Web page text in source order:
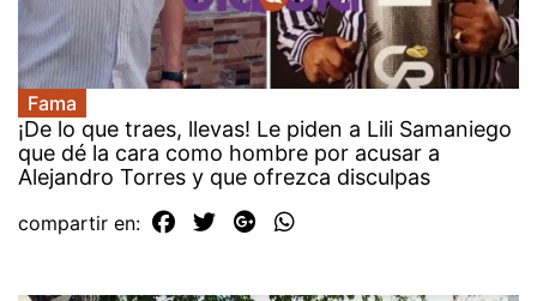
Fama
¡De lo que traes, llevas! Le piden a Lili Samaniego
que dé la cara como hombre por acusar a
Alejandro Torres y que ofrezca disculpas
compartir en: